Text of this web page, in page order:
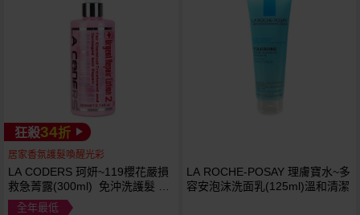
狂殺34折
居家香氛護髮喚醒光彩
LA CODERS 珂妍~119櫻花嚴損
救急菁露(300ml) 免沖洗護髮 蕾
舒法克
全年最低
LA ROCHE-POSAY 理膚寶水~多
容安泡沫洗面乳(125ml)溫和清潔